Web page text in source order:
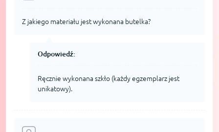
Z jakiego materiału jest wykonana butelka?
Odpowiedź:
Ręcznie wykonana szkło (każdy egzemplarz jest
unikatowy).